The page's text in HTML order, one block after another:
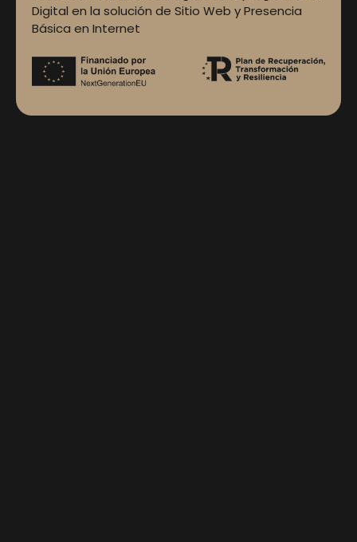
Digital en la solución de Sitio Web y Presencia
Básica en Internet